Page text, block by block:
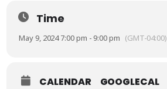
Time
May 9, 2024 7:00 pm - 9:00 pm (GMT-04:00)
CALENDAR GOOGLECAL